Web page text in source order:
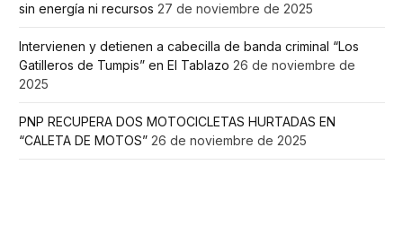
sin energía ni recursos 27 de noviembre de 2025
Intervienen y detienen a cabecilla de banda criminal “Los
Gatilleros de Tumpis” en El Tablazo 26 de noviembre de
2025
PNP RECUPERA DOS MOTOCICLETAS HURTADAS EN
“CALETA DE MOTOS” 26 de noviembre de 2025